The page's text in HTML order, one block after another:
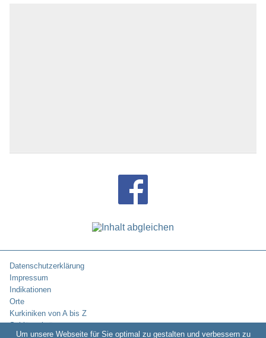
Datenschutzerklärung
Impressum
Indikationen
Orte
Kurkiniken von A bis Z
Schlüsselwörter
Um unsere Webseite für Sie optimal zu gestalten und verbessern zu